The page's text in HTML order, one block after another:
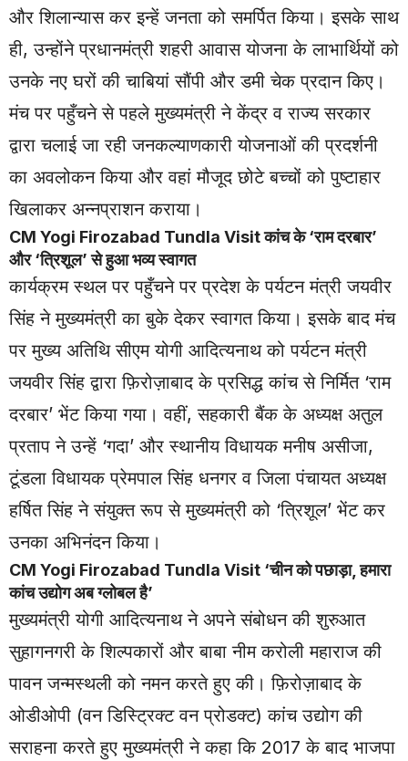
और शिलान्यास कर इन्हें जनता को समर्पित किया। इसके साथ
ही, उन्होंने प्रधानमंत्री शहरी आवास योजना के लाभार्थियों को
उनके नए घरों की चाबियां सौंपी और डमी चेक प्रदान किए।
मंच पर पहुँचने से पहले मुख्यमंत्री ने केंद्र व राज्य सरकार
द्वारा चलाई जा रही जनकल्याणकारी योजनाओं की प्रदर्शनी
का अवलोकन किया और वहां मौजूद छोटे बच्चों को पुष्टाहार
खिलाकर अन्नप्राशन कराया।
CM Yogi Firozabad Tundla Visit कांच के ‘राम दरबार’
और ‘त्रिशूल’ से हुआ भव्य स्वागत
कार्यक्रम स्थल पर पहुँचने पर प्रदेश के पर्यटन मंत्री जयवीर
सिंह ने मुख्यमंत्री का बुके देकर स्वागत किया। इसके बाद मंच
पर मुख्य अतिथि सीएम योगी आदित्यनाथ को पर्यटन मंत्री
जयवीर सिंह द्वारा फ़िरोज़ाबाद के प्रसिद्ध कांच से निर्मित ‘राम
दरबार’ भेंट किया गया। वहीं, सहकारी बैंक के अध्यक्ष अतुल
प्रताप ने उन्हें ‘गदा’ और स्थानीय विधायक मनीष असीजा,
टूंडला विधायक प्रेमपाल सिंह धनगर व जिला पंचायत अध्यक्ष
हर्षित सिंह ने संयुक्त रूप से मुख्यमंत्री को ‘त्रिशूल’ भेंट कर
उनका अभिनंदन किया।
CM Yogi Firozabad Tundla Visit ‘चीन को पछाड़ा, हमारा
कांच उद्योग अब ग्लोबल है’
मुख्यमंत्री योगी आदित्यनाथ ने अपने संबोधन की शुरुआत
सुहागनगरी के शिल्पकारों और बाबा नीम करोली महाराज की
पावन जन्मस्थली को नमन करते हुए की। फ़िरोज़ाबाद के
ओडीओपी (वन डिस्ट्रिक्ट वन प्रोडक्ट) कांच उद्योग की
सराहना करते हुए मुख्यमंत्री ने कहा कि 2017 के बाद भाजपा